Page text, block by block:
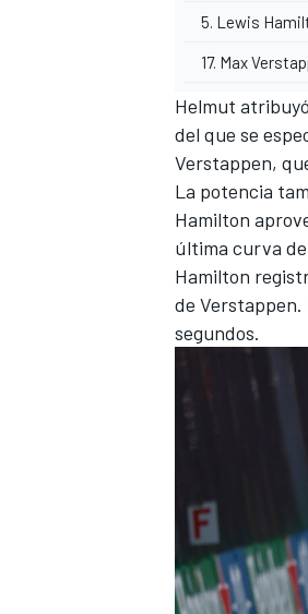
5. Lewis
17. Max
Helmut
del que se
Verstappen,
La potencia
Hamilton
última curva
Hamilton
de Verstappen.
segundos.